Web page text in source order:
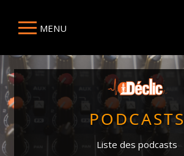
MENU
PODCASTS
Liste des podcasts